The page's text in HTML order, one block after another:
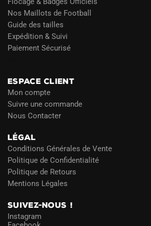
Nos Maillots de Football
Guide des tailles
Expédition & Suivi
Paiement Sécurisé
ESPACE CLIENT
Mon compte
Suivre une commande
Nous Contacter
LÉGAL
Conditions Générales de Vente
Politique de Confidentialité
Politique de Retours
Mentions Légales
SUIVEZ-NOUS !
Instagram